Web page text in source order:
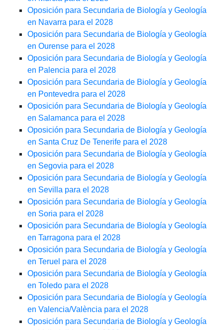
Oposición para Secundaria de Biología y Geología
en Navarra para el 2028
Oposición para Secundaria de Biología y Geología
en Ourense para el 2028
Oposición para Secundaria de Biología y Geología
en Palencia para el 2028
Oposición para Secundaria de Biología y Geología
en Pontevedra para el 2028
Oposición para Secundaria de Biología y Geología
en Salamanca para el 2028
Oposición para Secundaria de Biología y Geología
en Santa Cruz De Tenerife para el 2028
Oposición para Secundaria de Biología y Geología
en Segovia para el 2028
Oposición para Secundaria de Biología y Geología
en Sevilla para el 2028
Oposición para Secundaria de Biología y Geología
en Soria para el 2028
Oposición para Secundaria de Biología y Geología
en Tarragona para el 2028
Oposición para Secundaria de Biología y Geología
en Teruel para el 2028
Oposición para Secundaria de Biología y Geología
en Toledo para el 2028
Oposición para Secundaria de Biología y Geología
en Valencia/València para el 2028
Oposición para Secundaria de Biología y Geología